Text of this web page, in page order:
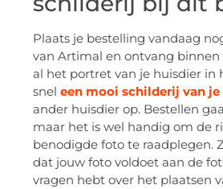
Plaats je bestelling vandaag
van Artimal en ontvang binnen
al het portret van je huisdier in
snel een mooi schilderij van je
ander huisdier op. Bestellen
maar het is wel handig om de
benodigde foto te raadplegen.
dat jouw foto voldoet aan de
vragen hebt over het plaatsen